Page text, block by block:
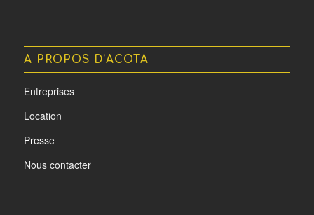
A PROPOS D’ACOTA
Entreprises
Location
Presse
Nous contacter